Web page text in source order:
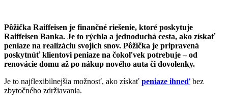
Pôžička Raiffeisen je finančné riešenie, ktoré poskytuje
Raiffeisen Banka. Je to rýchla a jednoduchá cesta, ako získať
peniaze na realizáciu svojich snov. Pôžička je pripravená
poskytnúť klientovi peniaze na čokoľvek potrebuje – od
renovácie domu až po nákup nového auta či dovolenky.
Je to najflexibilnejšia možnosť, ako získať peniaze ihneď bez
zbytočného zdržiavania.